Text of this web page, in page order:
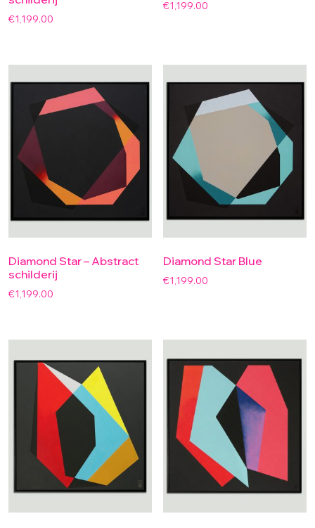
€1,199.00
€1,199.00
Diamond Star – Abstract
schilderij
€1,199.00
Diamond Star Blue
€1,199.00